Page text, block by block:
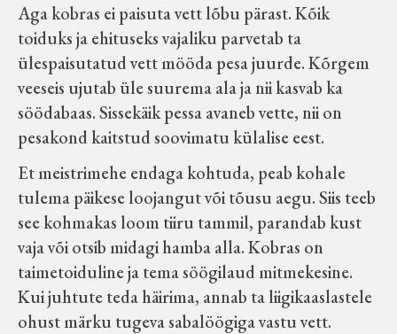
Aga kobras ei paisuta vett lõbu pärast. Kõik
toiduks ja ehituseks vajaliku parvetab ta
ülespaisutatud vett mööda pesa juurde. Kõrgem
veeseis ujutab üle suurema ala ja nii kasvab ka
söödabaas. Sissekäik pessa avaneb vette, nii on
pesakond kaitstud soovimatu külalise eest.
Et meistrimehe endaga kohtuda, peab kohale
tulema päikese loojangut või tõusu aegu. Siis teeb
see kohmakas loom tiiru tammil, parandab kust
vaja või otsib midagi hamba alla. Kobras on
taimetoiduline ja tema söögilaud mitmekesine.
Kui juhtute teda häirima, annab ta liigikaaslastele
ohust märku tugeva sabalöögiga vastu vett.